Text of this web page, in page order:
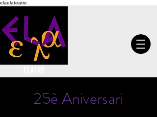
elaelateatre
25è Aniversari